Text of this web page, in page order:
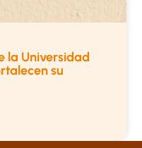
la Universidad
su